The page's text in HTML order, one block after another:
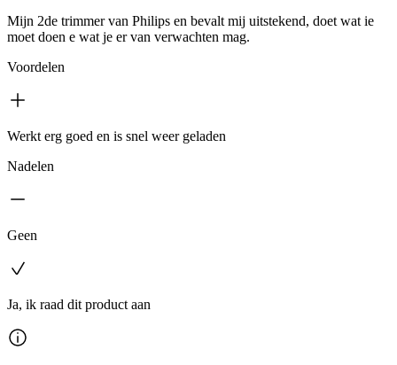
Mijn 2de trimmer van Philips en bevalt mij uitstekend, doet wat ie
moet doen e wat je er van verwachten mag.
Voordelen
Werkt erg goed en is snel weer geladen
Nadelen
Geen
Ja, ik raad dit product aan